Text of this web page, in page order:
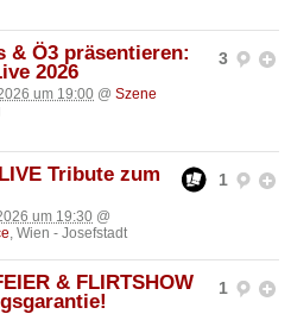
3
& Ö3 präsentieren:
2026
um 19:00 @ Szene
1
Tribute zum
um 19:30 @
, Wien - Josefstadt
1
& FLIRTSHOW